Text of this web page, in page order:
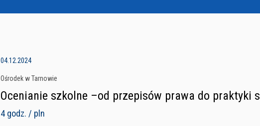
04.12.2024
Ośrodek w Tarnowie
Ocenianie szkolne –od przepisów prawa do praktyki
4 godz. / pln